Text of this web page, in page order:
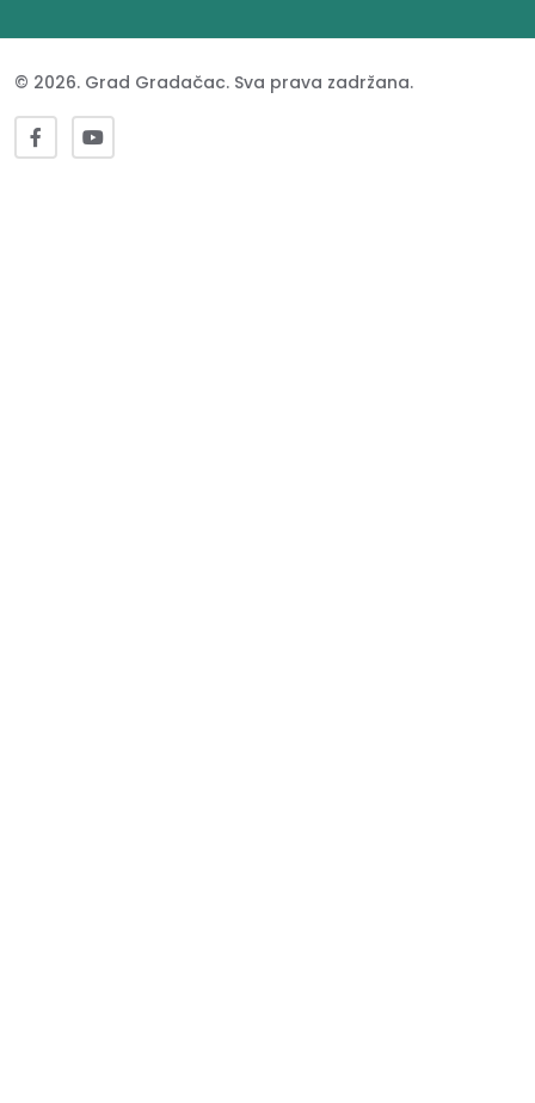
© 2026. Grad Gradačac. Sva prava zadržana.